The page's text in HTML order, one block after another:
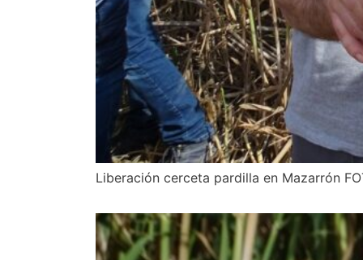
Liberación cerceta pardilla en Mazarrón